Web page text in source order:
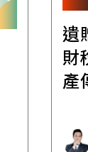
遺
財
產